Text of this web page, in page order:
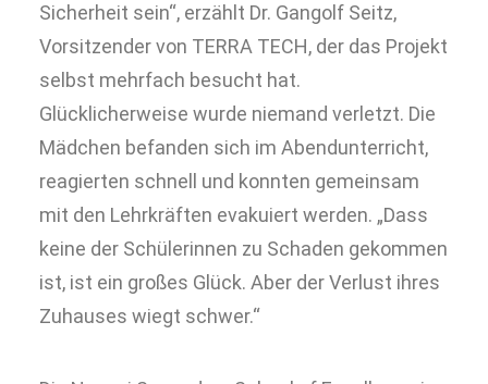
Sicherheit sein“, erzählt Dr. Gangolf Seitz,
Vorsitzender von TERRA TECH, der das Projekt
selbst mehrfach besucht hat.
Glücklicherweise wurde niemand verletzt. Die
Mädchen befanden sich im Abendunterricht,
reagierten schnell und konnten gemeinsam
mit den Lehrkräften evakuiert werden. „Dass
keine der Schülerinnen zu Schaden gekommen
ist, ist ein großes Glück. Aber der Verlust ihres
Zuhauses wiegt schwer.“